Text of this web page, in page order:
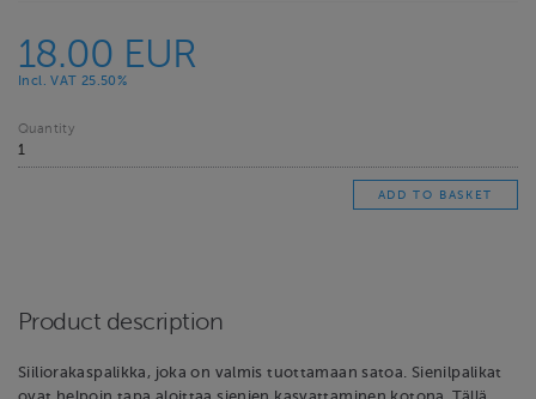
18.00 EUR
Incl. VAT 25.50%
Quantity
Product description
Siiliorakaspalikka, joka on valmis tuottamaan satoa. Sienilpalikat